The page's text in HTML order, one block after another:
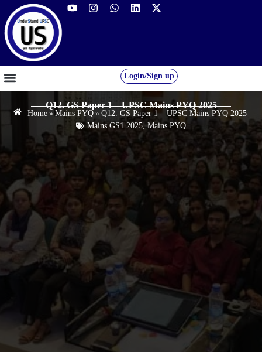
Login/Sign up
Q12. GS Paper 1 – UPSC Mains PYQ 2025
Home » Mains PYQ » Q12. GS Paper 1 – UPSC Mains PYQ 2025
Mains GS1 2025,Mains PYQ